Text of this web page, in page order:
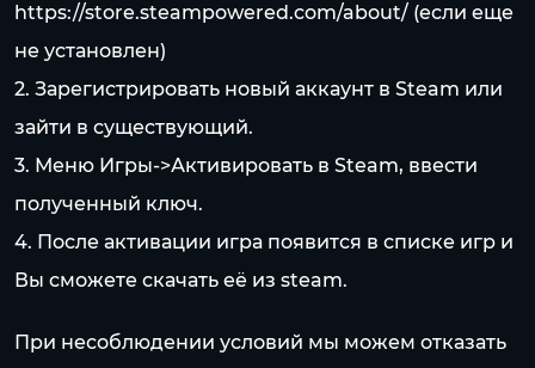
https://store.steampowered.com/about/ (если еще
не установлен)
2. Зарегистрировать новый аккаунт в Steam или
зайти в существующий.
3. Меню Игры->Активировать в Steam, ввести
полученный ключ.
4. После активации игра появится в списке игр и
Вы сможете скачать её из steam.
При несоблюдении условий мы можем отказать